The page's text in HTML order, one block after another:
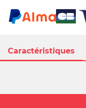
Caractéristiques